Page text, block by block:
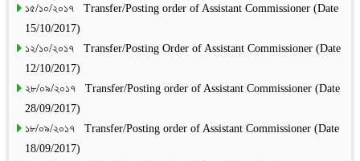
১৫/১০/২০১৭ Transfer/Posting order of Assistant Commissioner (Date
15/10/2017)
১২/১০/২০১৭ Transfer/Posting Order of Assistant Commissioner (Date
12/10/2017)
২৮/০৯/২০১৭ Transfer/Posting order of Assistant Commissioner (Date
28/09/2017)
১৮/০৯/২০১৭ Transfer/Posting order of Assistant Commissioner (Date
18/09/2017)